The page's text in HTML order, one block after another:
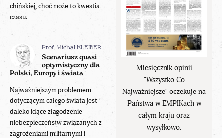
Miesięcznik opinii
"Wszystko Co
Najważniejsze" oczekuje na
Państwa w EMPIKach w
całym kraju oraz
wysyłkowo.
chińskiej, choć może to kwestia
czasu.
Prof. Michał KLEIBER
Scenariusz quasi
optymistyczny dla
Polski, Europy i świata
Najważniejszym problemem
dotyczącym całego świata jest
daleko idące złagodzenie
niebezpieczeństw związanych z
zagrożeniami militarnymi i